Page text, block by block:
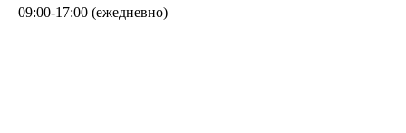
09:00-17:00 (ежедневно)